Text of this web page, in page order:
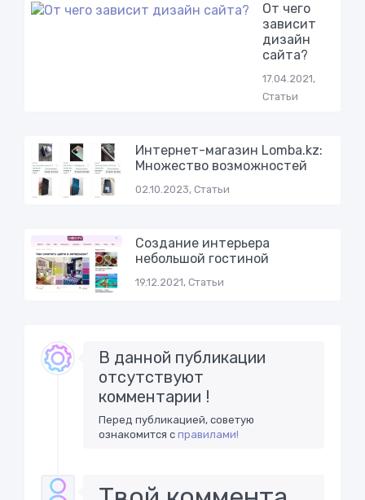
От чего
зависит
дизайн
сайта?
17.04.2021,
Статьи
Интернет-магазин Lomba.kz:
Множество возможностей
02.10.2023, Статьи
Создание интерьера
небольшой гостиной
19.12.2021, Статьи
В данной публикации
отсутствуют
комментарии !
Перед публикацией, советую
ознакомится справилами!